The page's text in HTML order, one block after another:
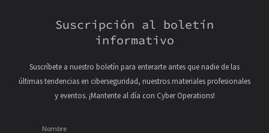
Suscripción al boletín
informativo
Suscríbete a nuestro boletín para enterarte antes que nadie de las
últimas tendencias en ciberseguridad, nuestros materiales profesionales
y eventos. ¡Mantente al día con Cyber Operations!